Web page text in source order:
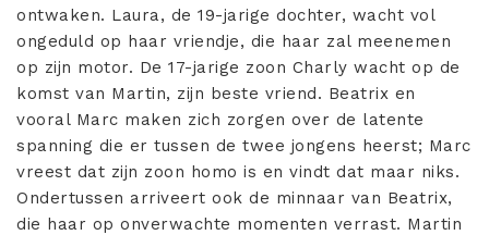
ontwaken. Laura, de 19-jarige dochter, wacht vol
ongeduld op haar vriendje, die haar zal meenemen
op zijn motor. De 17-jarige zoon Charly wacht op de
komst van Martin, zijn beste vriend. Beatrix en
vooral Marc maken zich zorgen over de latente
spanning die er tussen de twee jongens heerst; Marc
vreest dat zijn zoon homo is en vindt dat maar niks.
Ondertussen arriveert ook de minnaar van Beatrix,
die haar op onverwachte momenten verrast. Martin